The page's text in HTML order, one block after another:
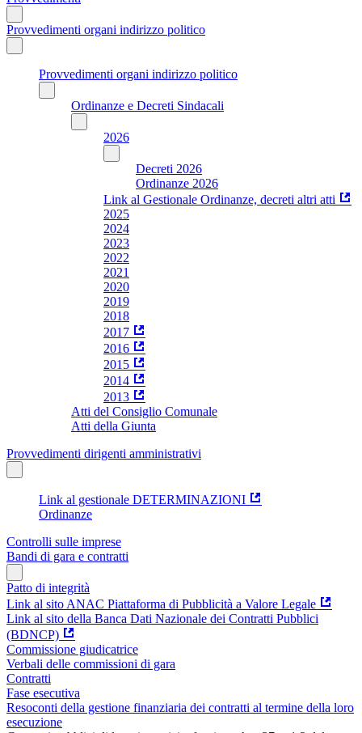
Provvedimenti organi indirizzo politico
Provvedimenti organi indirizzo politico
Ordinanze e Decreti Sindacali
2026
Decreti 2026
Ordinanze 2026
Link al Gestionale Ordinanze, decreti altri atti
2025
2024
2023
2022
2021
2020
2019
2018
2017
2016
2015
2014
2013
Atti del Consiglio Comunale
Atti della Giunta
Provvedimenti dirigenti amministrativi
Link al gestionale DETERMINAZIONI
Ordinanze
Controlli sulle imprese
Bandi di gara e contratti
Patto di integrità
Link al sito ANAC Piattaforma di Pubblicità a Valore Legale
Link al sito della Banca Dati Nazionale dei Contratti Pubblici
(BDNCP)
Commissione giudicatrice
Verbali delle commissioni di gara
Contratti
Fase esecutiva
Resoconti della gestione finanziaria dei contratti al termine della loro
esecuzione